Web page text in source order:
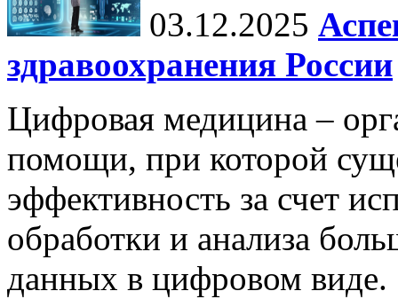
03.12.2025
здравоохранения России
Цифровая медицина –
помощи, при которой
эффективность за счет
обработки и анализа
данных в цифровом виде.